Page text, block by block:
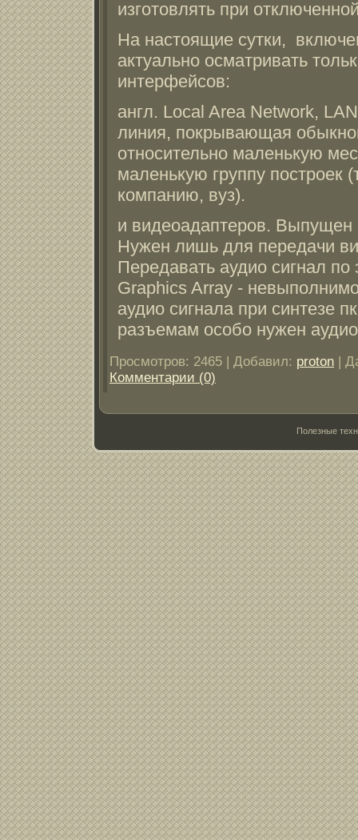
изготовлять при
На настоящие сутки,
актуально осматривать
интерфейсов:
англ. Local Area Network,
линия, покрывающая
относительно маленькую
маленькую группу построек
компанию, вуз).
и видеоадаптеров. Выпущен
Нужен лишь для передачи
Передавать аудио сигнал по
Graphics Array -
аудио сигнала при синтезе
разъемам особо нужен
Просмотров: 2465 | Добавил: proton |
Комментарии (0)
Полезные